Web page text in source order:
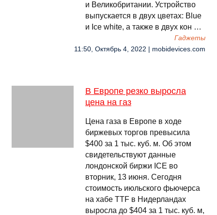
и Великобритании. Устройство
выпускается в двух цветах: Blue
и Ice white, а также в двух кон …
Гаджеты
11:50, Октябрь 4, 2022 | mobidevices.com
В Европе резко выросла
цена на газ
Цена газа в Европе в ходе
биржевых торгов превысила
$400 за 1 тыс. куб. м. Об этом
свидетельствуют данные
лондонской биржи ICE во
вторник, 13 июня. Сегодня
стоимость июльского фьючерса
на хабе TTF в Нидерландах
выросла до $404 за 1 тыс. куб. м,